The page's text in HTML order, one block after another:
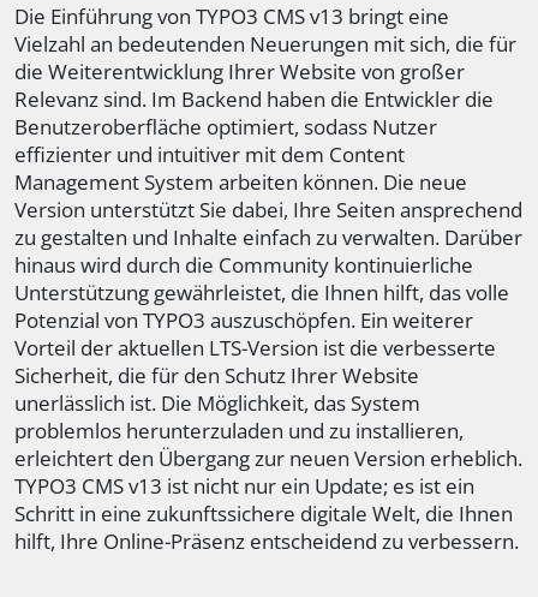
Die Einführung von TYPO3 CMS v13 bringt eine
Vielzahl an bedeutenden Neuerungen mit sich, die für
die Weiterentwicklung Ihrer Website von großer
Relevanz sind. Im Backend haben die Entwickler die
Benutzeroberfläche optimiert, sodass Nutzer
effizienter und intuitiver mit dem Content
Management System arbeiten können. Die neue
Version unterstützt Sie dabei, Ihre Seiten ansprechend
zu gestalten und Inhalte einfach zu verwalten. Darüber
hinaus wird durch die Community kontinuierliche
Unterstützung gewährleistet, die Ihnen hilft, das volle
Potenzial von TYPO3 auszuschöpfen. Ein weiterer
Vorteil der aktuellen LTS-Version ist die verbesserte
Sicherheit, die für den Schutz Ihrer Website
unerlässlich ist. Die Möglichkeit, das System
problemlos herunterzuladen und zu installieren,
erleichtert den Übergang zur neuen Version erheblich.
TYPO3 CMS v13 ist nicht nur ein Update; es ist ein
Schritt in eine zukunftssichere digitale Welt, die Ihnen
hilft, Ihre Online-Präsenz entscheidend zu verbessern.